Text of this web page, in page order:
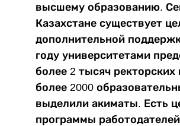
высшему образованию.
Казахстане существует
дополнительной
году университетами
более 2 тысяч ректорских
более 2000
выделили акиматы. Есть
программы